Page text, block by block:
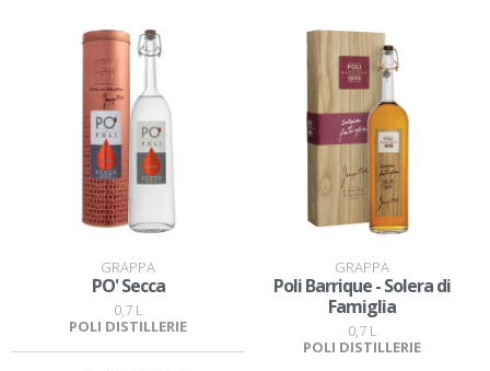
GRAPPA
PO' Secca
0,7 L
POLI DISTILLERIE
GRAPPA
Poli Barrique - Solera di
Famiglia
0,7 L
POLI DISTILLERIE